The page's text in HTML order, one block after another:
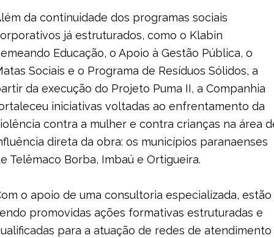
da continuidade dos programas sociais
já estruturados, como o Klabin
Educação, o Apoio à Gestão Pública, o
Sociais e o Programa de Resíduos Sólidos, a
da execução do Projeto Puma II, a Companhia
iniciativas voltadas ao enfrentamento da
contra a mulher e contra crianças na área
direta da obra: os municípios paranaenses
Telêmaco Borba, Imbaú e Ortigueira.
o apoio de uma consultoria especializada, estão
promovidas ações formativas estruturadas e
para a atuação de redes de atendimento